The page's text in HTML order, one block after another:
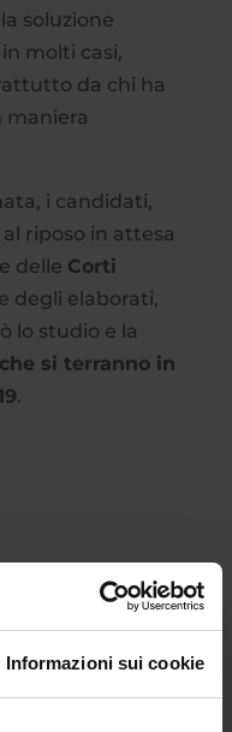
Informazioni sui cookie
soluzione
in molti casi,
da chi ha
maniera
i candidati,
riposo in attesa
delle Corti
degli elaborati,
lo studio e la
che si terranno in
.